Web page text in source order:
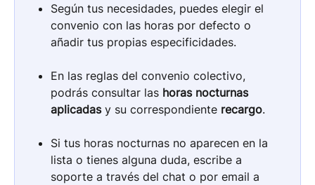
Según tus necesidades, puedes elegir el
convenio con las horas por defecto o
añadir tus propias especificidades.
En las reglas del convenio colectivo,
podrás consultar las horas nocturnas
aplicadas y su correspondiente recargo.
Si tus horas nocturnas no aparecen en la
lista o tienes alguna duda, escribe a
soporte a través del chat o por email a